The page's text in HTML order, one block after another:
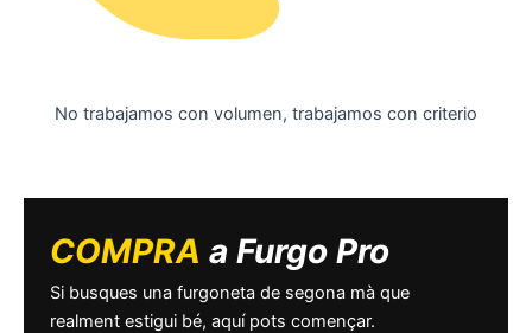
No trabajamos con volumen, trabajamos con criterio
COMPRA a Furgo Pro
Si busques una furgoneta de segona mà que
realment estigui bé, aquí pots començar.